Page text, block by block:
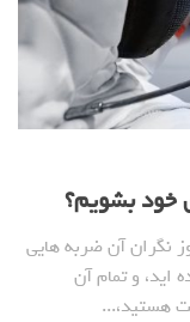
بشویم؟
آن ضربه هایی
و تمام آن